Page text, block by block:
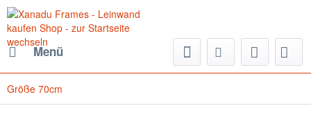
Menü
Größe 70cm